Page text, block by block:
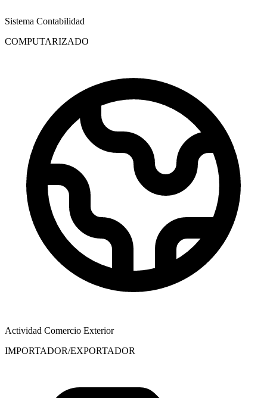
Sistema Contabilidad
COMPUTARIZADO
Actividad Comercio Exterior
IMPORTADOR/EXPORTADOR